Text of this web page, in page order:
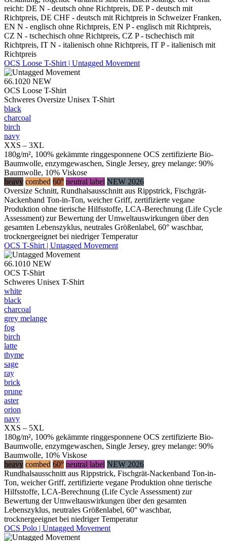
reicht: DE N - deutsch ohne Richtpreis, DE P - deutsch mit
Richtpreis, DE CHF - deutsch mit Richtpreis in Schweizer Franken,
EN N - englisch ohne Richtpreis, EN P - englisch mit Richtpreis,
CZ N - tschechisch ohne Richtpreis, CZ P - tschechisch mit
Richtpreis, IT N - italienisch ohne Richtpreis, IT P - italienisch mit
Richtpreis
OCS Loose T-Shirt | Untagged Movement
66.1020 NEW
OCS Loose T-Shirt
Schweres Oversize Unisex T-Shirt
black
charcoal
birch
navy
XXS – 3XL
180g/m², 100% gekämmte ringgesponnene OCS zertifizierte Bio-
Baumwolle, enzymgewaschen, Single Jersey, grey melange: 90%
Baumwolle, 10% Viskose
heavy combed 60° neutral label NEW 2026
Oversize Schnitt, Rundhalsausschnitt aus Rippstrick, Fischgrät-
Nackenband Ton-in-Ton, weicher Griff, zertifizierte vegane
Produktion ohne tierische Hilfsstoffe, LCA-Berechnung (Life Cycle
Assessment) zur Bewertung der Umweltauswirkungen über den
gesamten Lebenszyklus, neutrales Größenlabel, 60° waschbar,
trocknergeeignet bei niedriger Temperatur
OCS T-Shirt | Untagged Movement
66.1010 NEW
OCS T-Shirt
Schweres Unisex T-Shirt
white
black
charcoal
grey melange
fog
birch
latte
thyme
sage
ray
brick
prune
aster
orion
navy
XXS – 5XL
180g/m², 100% gekämmte ringgesponnene OCS zertifizierte Bio-
Baumwolle, enzymgewaschen, Single Jersey, grey melange: 90%
Baumwolle, 10% Viskose
heavy combed 60° neutral label NEW 2026
Rundhalsausschnitt aus Rippstrick, Fischgrät-Nackenband Ton-in-
Ton, weicher Griff, zertifizierte vegane Produktion ohne tierische
Hilfsstoffe, LCA-Berechnung (Life Cycle Assessment) zur
Bewertung der Umweltauswirkungen über den gesamten
Lebenszyklus, neutrales Größenlabel, 60° waschbar,
trocknergeeignet bei niedriger Temperatur
OCS Polo | Untagged Movement